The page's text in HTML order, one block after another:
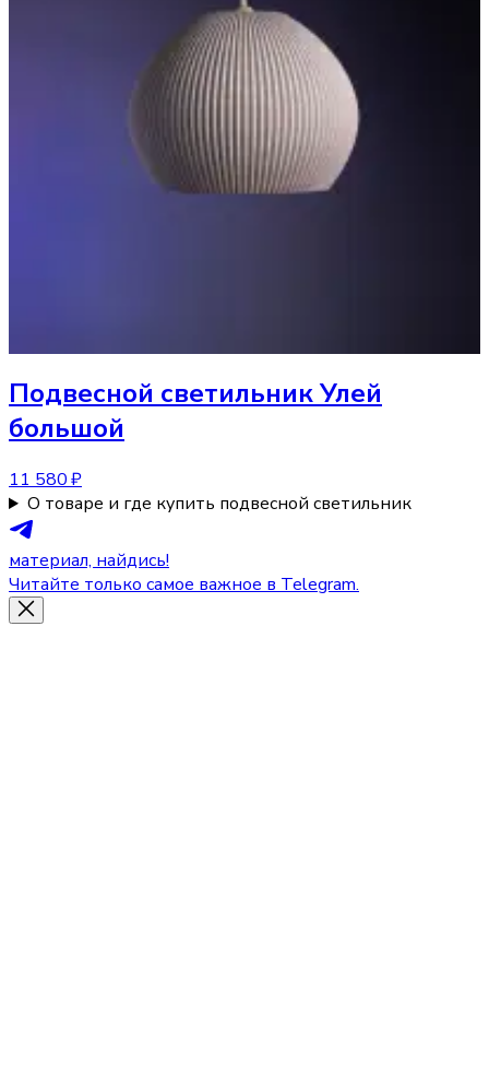
Подвесной светильникУлей
большой
11 580 ₽
О товаре и где купить подвесной светильник
материал, найдись!
Читайте только самое важное в Telegram.